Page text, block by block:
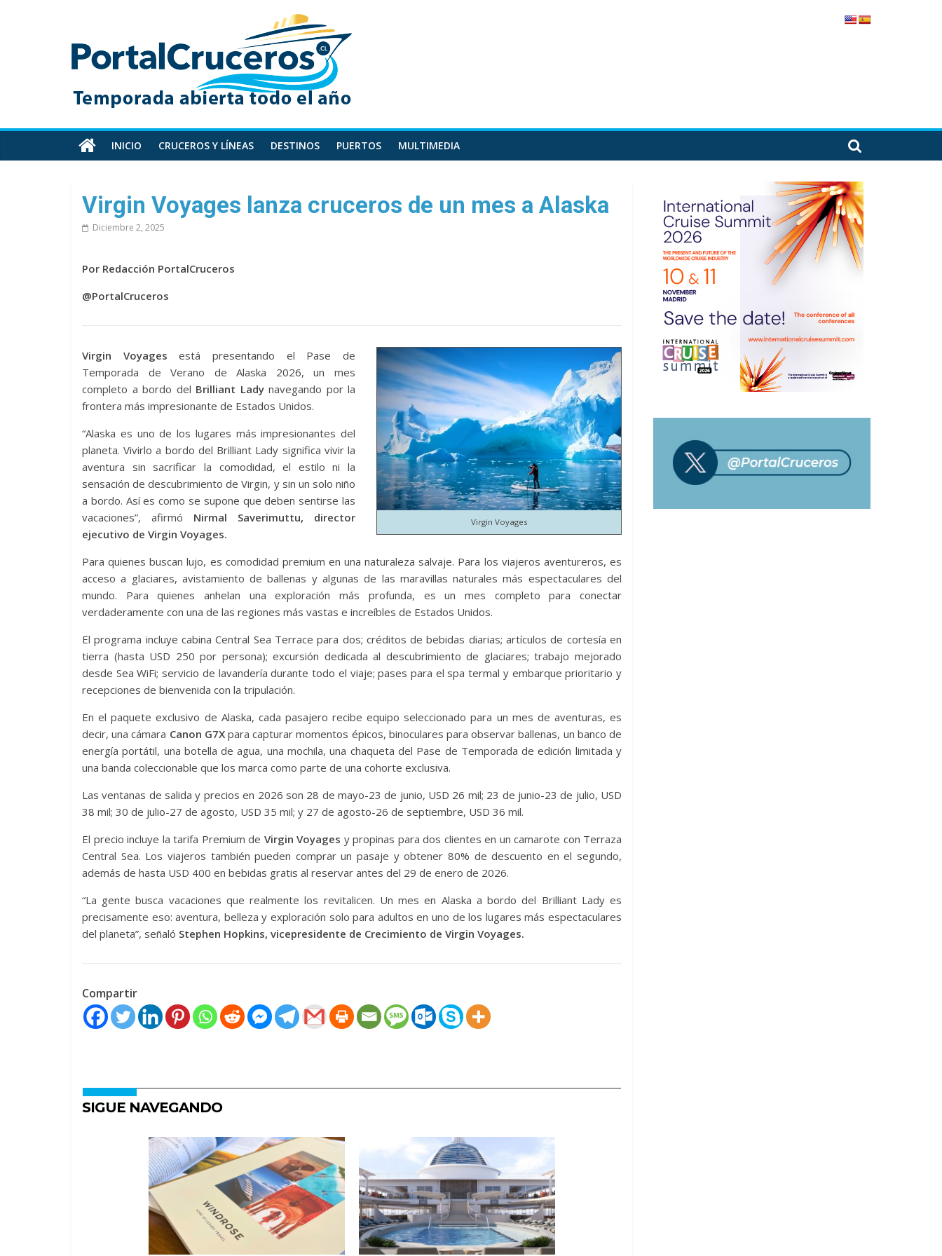
PortalCruceros
Toda
información
cruceros
en
un
sitio
INICIO CRUCEROS Y LÍNEAS DESTINOS PUERTOS MULTIMEDIA
Virgin Voyages lanza cruceros de un mes a Alaska
Diciembre 2, 2025
Por Redacción PortalCruceros
@PortalCruceros
Virgin Voyages
Virgin Voyages está presentando el Pase de
Temporada de Verano de Alaska 2026, un mes
completo a bordo del Brilliant Ladynavegando por la
frontera más impresionante de Estados Unidos.
“Alaska es uno de los lugares más impresionantes del
planeta. Vivirlo a bordo del Brilliant Lady significa vivir la
aventura sin sacrificar la comodidad, el estilo ni la
sensación de descubrimiento de Virgin, y sin un solo niño
a bordo. Así es como se supone que deben sentirse las
vacaciones”, afirmó Nirmal Saverimuttu, director
ejecutivo de Virgin Voyages.
Para quienes buscan lujo, es comodidad premium en una naturaleza salvaje. Para los viajeros aventureros, es
acceso a glaciares, avistamiento de ballenas y algunas de las maravillas naturales más espectaculares del
mundo. Para quienes anhelan una exploración más profunda, es un mes completo para conectar
verdaderamente con una de las regiones más vastas e increíbles de Estados Unidos.
El programa incluye cabina Central Sea Terrace para dos; créditos de bebidas diarias; artículos de cortesía en
tierra (hasta USD 250 por persona); excursión dedicada al descubrimiento de glaciares; trabajo mejorado
desde Sea WiFi; servicio de lavandería durante todo el viaje; pases para el spa termal y embarque prioritario y
recepciones de bienvenida con la tripulación.
En el paquete exclusivo de Alaska, cada pasajero recibe equipo seleccionado para un mes de aventuras, es
decir, una cámara Canon G7Xpara capturar momentos épicos, binoculares para observar ballenas, un banco de
energía portátil, una botella de agua, una mochila, una chaqueta del Pase de Temporada de edición limitada y
una banda coleccionable que los marca como parte de una cohorte exclusiva.
Las ventanas de salida y precios en 2026 son 28 de mayo-23 de junio, USD 26 mil; 23 de junio-23 de julio, USD
38 mil; 30 de julio-27 de agosto, USD 35 mil; y 27 de agosto-26 de septiembre, USD 36 mil.
El precio incluye la tarifa Premium de Virgin Voyages y propinas para dos clientes en un camarote con Terraza
Central Sea. Los viajeros también pueden comprar un pasaje y obtener 80% de descuento en el segundo,
además de hasta USD 400 en bebidas gratis al reservar antes del 29 de enero de 2026.
“La gente busca vacaciones que realmente los revitalicen. Un mes en Alaska a bordo del Brilliant Lady es
precisamente eso: aventura, belleza y exploración solo para adultos en uno de los lugares más espectaculares
del planeta”, señaló Stephen Hopkins, vicepresidente de Crecimiento de Virgin Voyages.
Compartir
SIGUE NAVEGANDO